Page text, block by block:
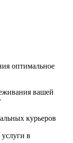
оптимальное
вашей
курьеров
в